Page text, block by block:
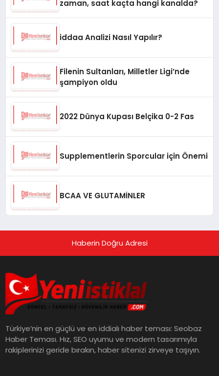
zaman, saat kaçta hangi kanalda?
iddaa Analizi Nasıl Yapılır?
Filenin Sultanları, Milletler Ligi’nde
şampiyon oldu
2022 Dünya Kupası Belçika 0-2 Fas
Supplementlerin Sporcular için Önemi
BCAA VE GLUTAMİNLER
Haberin Doğru Adresi
Türkiye’nin en güçlü ve en iddialı haber teması: Seobaz
Haber Teması. Hız, SEO uyumu ve modern tasarımıyla
rakiplerinizi geride bırakın, haber sitenizi zirveye taşıyın.